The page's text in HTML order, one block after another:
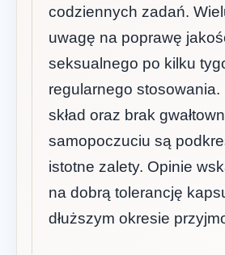
codziennych zadań.
uwagę na poprawę
seksualnego po kilku
regularnego stosowania.
skład oraz brak
samopoczuciu są
istotne zalety. Opinie
na dobrą tolerancję
dłuższym okresie